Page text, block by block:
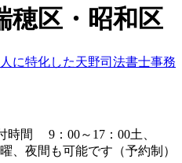
区・昭和区